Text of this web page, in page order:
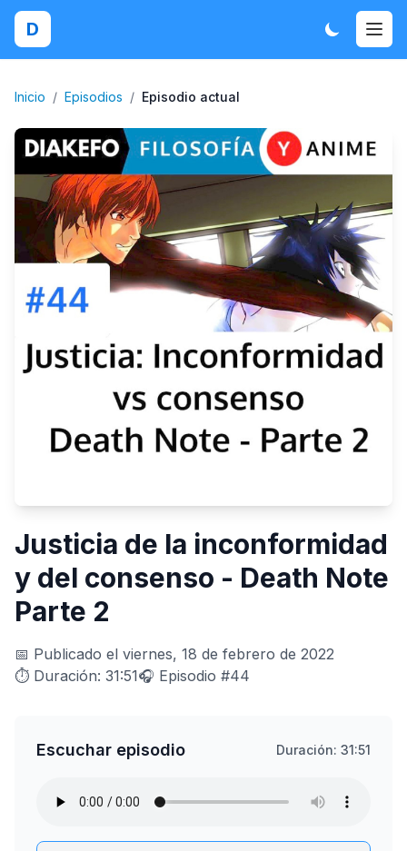
D
Inicio / Episodios / Episodio actual
Justicia de la inconformidad
y del consenso - Death Note
Parte 2
📅 Publicado el viernes, 18 de febrero de 2022
⏱️ Duración: 31:51🎧 Episodio #44
Escuchar episodio Duración: 31:51